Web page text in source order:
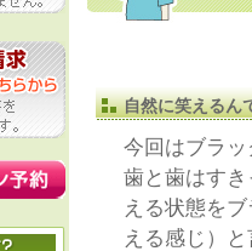
自然に笑えるん
今回はブラ
歯と歯はす
える状態を
える感じ）